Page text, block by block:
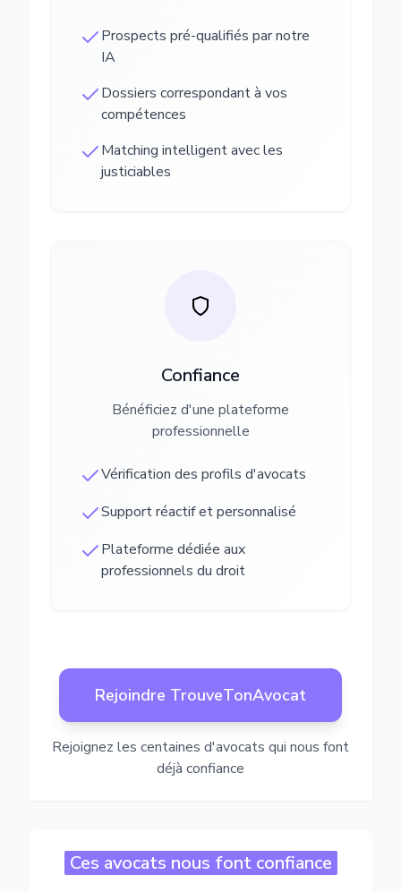
Prospects pré-qualifiés par notre
IA
Dossiers correspondant à vos
compétences
Matching intelligent avec les
justiciables
Confiance
Bénéficiez d'une plateforme
professionnelle
Vérification des profils d'avocats
Support réactif et personnalisé
Plateforme dédiée aux
professionnels du droit
Rejoindre TrouveTonAvocat
Rejoignez les centaines d'avocats qui nous font
déjà confiance
Ces avocats nous font confiance